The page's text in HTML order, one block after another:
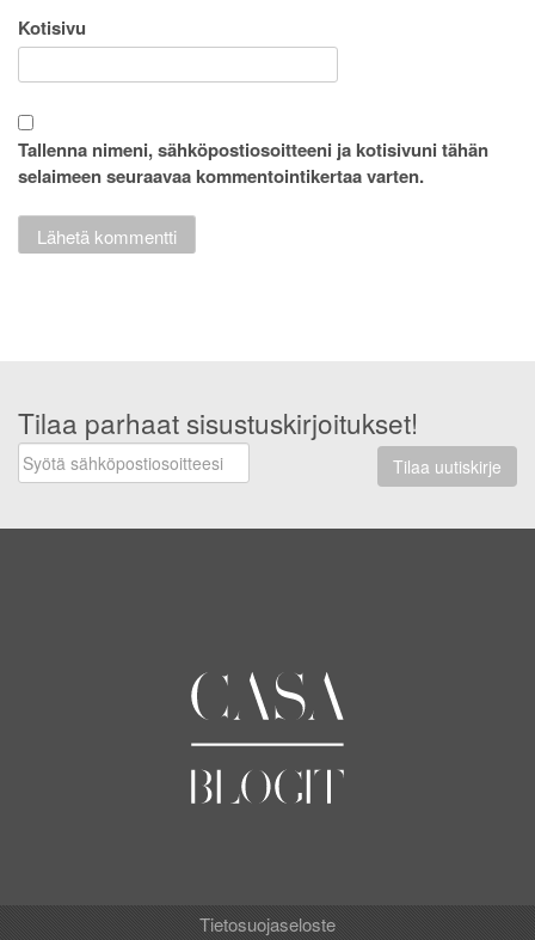
Kotisivu
Tallenna nimeni, sähköpostiosoitteeni ja kotisivuni tähän
selaimeen seuraavaa kommentointikertaa varten.
Tilaa parhaat sisustuskirjoitukset!
Tilaa uutiskirje
Tietosuojaseloste